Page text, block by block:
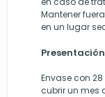
Mantener
en un lugar
Presentación
Envase con
cubrir un mes